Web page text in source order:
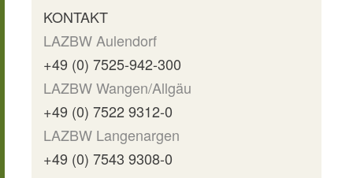
KONTAKT
LAZBW Aulendorf
+49 (0) 7525-942-300
LAZBW Wangen/Allgäu
+49 (0) 7522 9312-0
LAZBW Langenargen
+49 (0) 7543 9308-0